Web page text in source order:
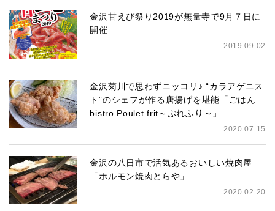
金沢甘えび祭り2019が無量寺で9月７日に
開催
2019.09.02
金沢菊川で思わずニッコリ♪ “カラアゲニス
ト”のシェフが作る唐揚げを堪能「ごはん
bistro Poulet frit～ぷれふり～」
2020.07.15
金沢の八日市で活気あるおいしい焼肉屋
「ホルモン焼肉とらや」
2020.02.20